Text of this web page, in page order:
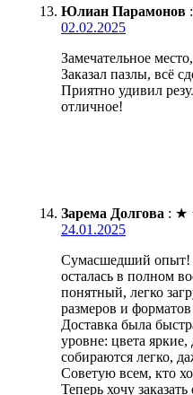
Юлиан Парамонов :
02.02.2025
Замечательное
Заказал пазлы, всё
Приятно удивил
отличное!
Зарема Долгова : ★
24.01.2025
Сумасшедший опыт!
осталась в полном
понятный, легко
размеров и форматов
Доставка была
уровне: цвета
собираются легко,
Советую всем, кто
Теперь хочу